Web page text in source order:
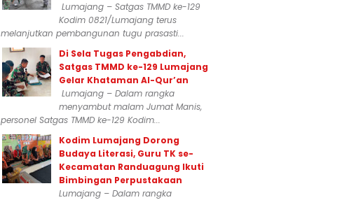
Lumajang – Satgas TMMD ke-129
Kodim 0821/Lumajang terus
melanjutkan pembangunan tugu prasasti...
Di Sela Tugas Pengabdian,
Satgas TMMD ke-129 Lumajang
Gelar Khataman Al-Qur’an
Lumajang – Dalam rangka
menyambut malam Jumat Manis,
personel Satgas TMMD ke-129 Kodim...
Kodim Lumajang Dorong
Budaya Literasi, Guru TK se-
Kecamatan Randuagung Ikuti
Bimbingan Perpustakaan
Lumajang – Dalam rangka